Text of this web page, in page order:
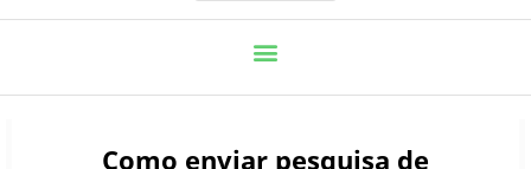
Como enviar pesquisa de